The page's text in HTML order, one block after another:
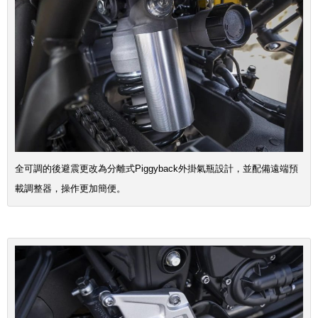
全可調的後避震更改為分離式Piggyback外掛氣瓶設計，並配備遠端預
載調整器，操作更加簡便。